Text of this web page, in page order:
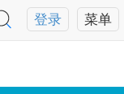
菜单
登录